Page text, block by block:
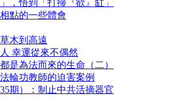
，悟到「打掃『欲』缸」
點的一些體會
木到高遠
幸運從來不偶然
是為法而來的生命（二）
輪功教師的迫害案例
期）：制止中共活摘器官